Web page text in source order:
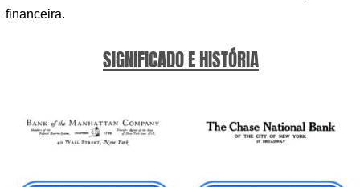
financeira.
SIGNIFICADO E HISTÓRIA